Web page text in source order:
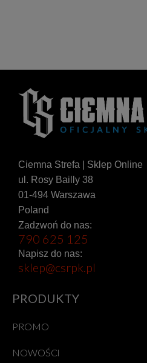
Ciemna Strefa | Sklep Online
ul. Rosy Bailly 38
01-494 Warszawa
Poland
Zadzwoń do nas:
790 625 125
Napisz do nas:
sklep@csrpk.pl
PRODUKTY
PROMO
NOWOŚCI